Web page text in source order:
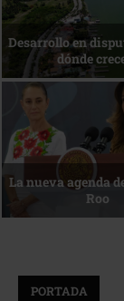
Bottega, un viaje
mesa
Reconocimiento
PORTADA